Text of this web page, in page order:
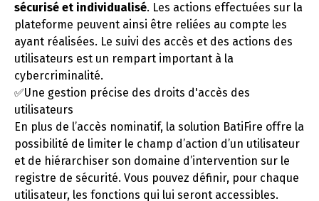
sécurisé et individualisé. Les actions effectuées sur la
plateforme peuvent ainsi être reliées au compte les
ayant réalisées. Le suivi des accès et des actions des
utilisateurs est un rempart important à la
cybercriminalité.
✅Une gestion précise des droits d'accès des
utilisateurs
En plus de l’accès nominatif, la solution BatiFire offre la
possibilité de limiter le champ d’action d’un utilisateur
et de hiérarchiser son domaine d’intervention sur le
registre de sécurité. Vous pouvez définir, pour chaque
utilisateur, les fonctions qui lui seront accessibles.